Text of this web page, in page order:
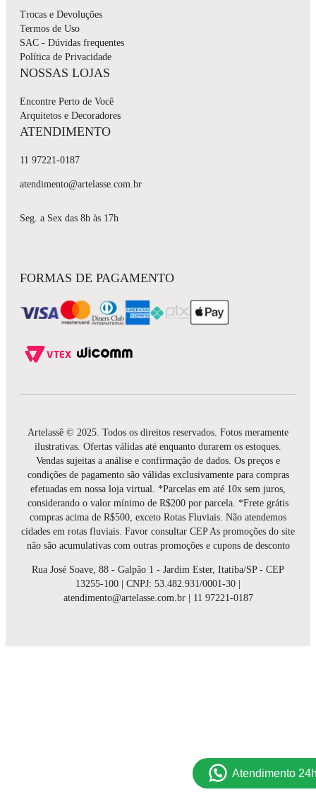
Trocas e Devoluções
Termos de Uso
SAC - Dúvidas frequentes
Política de Privacidade
NOSSAS LOJAS
Encontre Perto de Você
Arquitetos e Decoradores
ATENDIMENTO
11 97221-0187
atendimento@artelasse.com.br
Seg. a Sex das 8h às 17h
FORMAS DE PAGAMENTO
Artelassê © 2025. Todos os direitos reservados. Fotos meramente
ilustrativas. Ofertas válidas até enquanto durarem os estoques.
Vendas sujeitas a análise e confirmação de dados. Os preços e
condições de pagamento são válidas exclusivamente para compras
efetuadas em nossa loja virtual. *Parcelas em até 10x sem juros,
considerando o valor mínimo de R$200 por parcela. *Frete grátis
compras acima de R$500, exceto Rotas Fluviais. Não atendemos
cidades em rotas fluviais. Favor consultar CEP As promoções do site
não são acumulativas com outras promoções e cupons de desconto
Rua José Soave, 88 - Galpão 1 - Jardim Ester, Itatiba/SP - CEP
13255-100 | CNPJ: 53.482.931/0001-30 |
atendimento@artelasse.com.br | 11 97221-0187
Atendimento